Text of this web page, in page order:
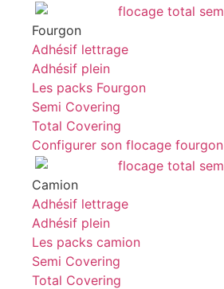
Fourgon
Adhésif lettrage
Adhésif plein
Les packs Fourgon
Semi Covering
Total Covering
Configurer son flocage fourgon
Camion
Adhésif lettrage
Adhésif plein
Les packs camion
Semi Covering
Total Covering